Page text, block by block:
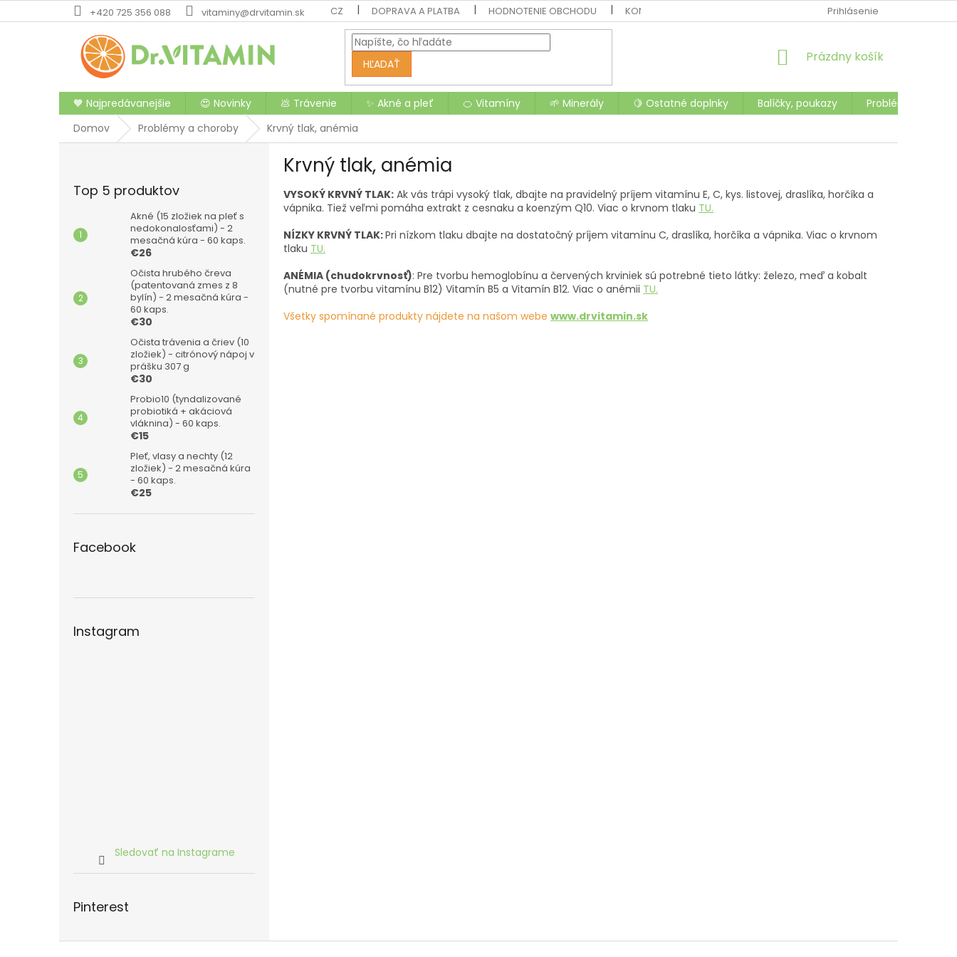
na
+420 725 356 088 vitaminy@drvitamin.sk CZ DOPRAVA A PLATBA HODNOTENIE OBCHODU KONTAKTY OCHRANA OSOBNÝCH ÚDAJOV OBCHODNÉ
Prihlásenie
HĽADAŤ
NÁKUPNÝ
Prázdny košík
🧡 Najpredávanejšie 😍 Novinky 💩 Trávenie ✨ Akné a pleť 🍊 Vitamíny 🌱 Minerály 🍋 Ostatné doplnky Balíčky, poukazy
Problémy a
Domov
Problémy a choroby Krvný tlak, anémia
Top 5 produktov
Akné (15 zložiek na pleť s
nedokonalosťami) - 2
mesačná kúra - 60 kaps.
€26
Očista hrubého čreva
(patentovaná zmes z 8
bylín) - 2 mesačná kúra -
60 kaps.
€30
Očista trávenia a čriev (10
zložiek) - citrónový nápoj v
prášku 307 g
€30
Probio10 (tyndalizované
probiotiká + akáciová
vláknina) - 60 kaps.
€15
Pleť, vlasy a nechty (12
zložiek) - 2 mesačná kúra
- 60 kaps.
€25
Facebook
Instagram
Sledovať na Instagrame
Pinterest
Krvný tlak, anémia
VYSOKÝ KRVNÝ TLAK: Ak vás trápi vysoký tlak, dbajte na pravidelný príjem vitamínu E, C, kys. listovej, draslíka, horčíka a
vápnika. Tiež veľmi pomáha extrakt z cesnaku a koenzým Q10. Viac o krvnom tlaku TU.
NÍZKY KRVNÝ TLAK:Pri nízkom tlaku dbajte na dostatočný príjem vitamínu C, draslíka, horčíka a vápnika. Viac o krvnom
tlaku TU.
ANÉMIA (chudokrvnosť): Pre tvorbu hemoglobínu a červených krviniek sú potrebné tieto látky: železo, meď a kobalt
(nutné pre tvorbu vitamínu B12) Vitamín B5 a Vitamín B12. Viac o anémii TU.
Všetky spomínané produkty nájdete na našom webe www.drvitamin.sk